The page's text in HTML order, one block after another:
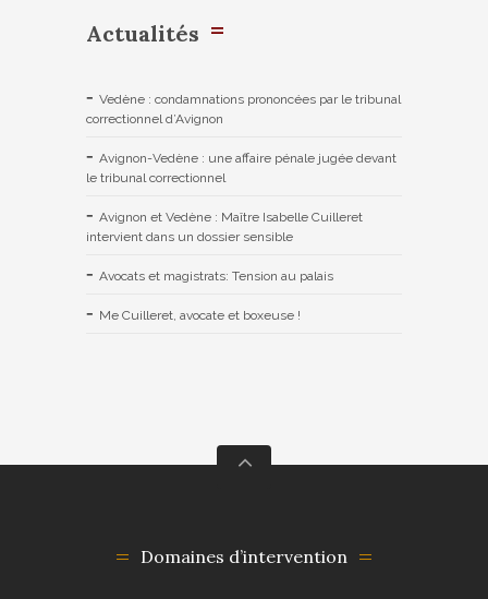
Actualités
Vedène : condamnations prononcées par le tribunal
correctionnel d’Avignon
Avignon-Vedène : une affaire pénale jugée devant
le tribunal correctionnel
Avignon et Vedène : Maître Isabelle Cuilleret
intervient dans un dossier sensible
Avocats et magistrats: Tension au palais
Me Cuilleret, avocate et boxeuse !
Domaines d’intervention